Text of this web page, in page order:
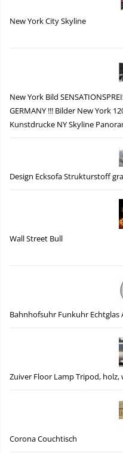
New York City Skyline
New York Bild
GERMANY !!! Bilder New York
Kunstdrucke NY Skyline
Design Ecksofa Strukturstoff
Wall Street Bull
Bahnhofsuhr Funkuhr Echtglas
Zuiver Floor Lamp Tripod, holz,
Corona Couchtisch